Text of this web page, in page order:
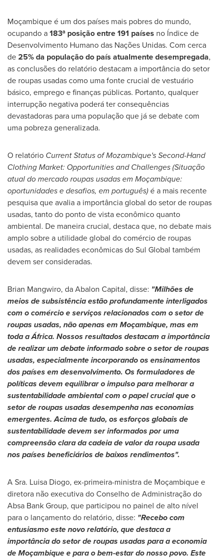
Moçambique é um dos países mais pobres do mundo,
ocupando a183ª posição entre 191 países no Índice de
Desenvolvimento Humano das Nações Unidas. Com cerca
de25% da população do país atualmente desempregada,
as conclusões do relatório destacam a importância do setor
de roupas usadas como uma fonte crucial de vestuário
básico, emprego e finanças públicas. Portanto, qualquer
interrupção negativa poderá ter consequências
devastadoras para uma população que já se debate com
uma pobreza generalizada.
O relatório Current Status ofMozambique'sSecond-Hand
Clothing Market: Opportunities and Challenges (Situação
atual do mercado roupas usadas em Moçambique:
oportunidades e desafios, em português)é a mais recente
pesquisa que avalia a importância global do setor de roupas
usadas, tanto do ponto de vista econômico quanto
ambiental. De maneira crucial, destaca que, no debate mais
amplo sobre a utilidade global do comércio de roupas
usadas, as realidades econômicas do Sul Global também
devem ser consideradas.
Brian Mangwiro, da Abalon Capital, disse: "Milhões de
meios de subsistência estão profundamente interligados
com o comércio e serviços relacionados com o setor de
roupas usadas, não apenas em Moçambique, mas em
toda a África. Nossos resultados destacam a importância
de realizar um debate informado sobre o setor de roupas
usadas, especialmente incorporando os ensinamentos
dos países em desenvolvimento. Os formuladores de
políticas devem equilibrar o impulso para melhorar a
sustentabilidade ambiental com o papel crucial que o
setor de roupas usadas desempenha nas economias
emergentes. Acima de tudo, os esforços globais de
sustentabilidade devem ser informados por uma
compreensão clara da cadeia de valor da roupa usada
nos países beneficiários de baixos rendimentos".
A Sra. Luisa Diogo, ex-primeira-ministra de Moçambique e
diretora não executiva do Conselho de Administração do
Absa Bank Group, que participou no painel de alto nível
para o lançamento do relatório, disse: "Recebo com
entusiasmo este novo relatório, que destaca a
importância do setor de roupas usadas para a economia
de Moçambique e para o bem-estar do nosso povo. Este